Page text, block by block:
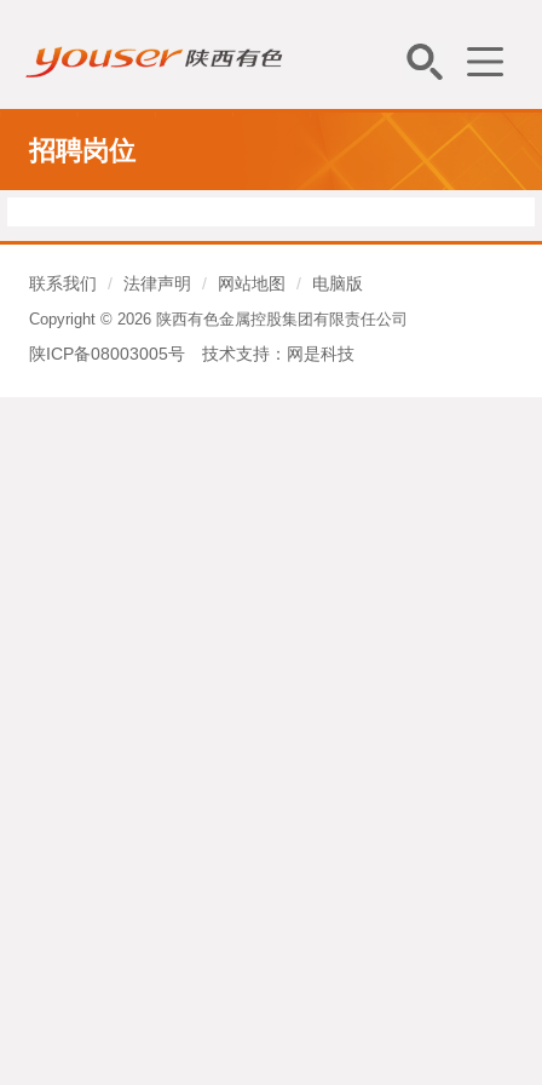
招聘岗位
联系我们 / 法律声明 / 网站地图 / 电脑版
Copyright © 2026 陕西有色金属控股集团有限责任公司
陕ICP备08003005号技术支持： 网是科技